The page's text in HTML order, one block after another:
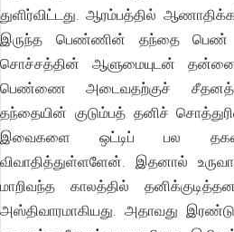
துளிர்விட்டது. ஆரம்பத்தில்
இருந்த பெண்ணின் தந்தை பெண்
சொச்சத்தின் ஆளுமையுடன்
பெண்ணை அடைவதற்குச்
தந்தையின் குடும்பத் தனிச்
இவைகளை ஒட்டிப் பல
விவாதித்துள்ளளேன். இதனால்
மாறிவந்த காலத்தில்
அஸ்திவாரமாகியது. அதாவது